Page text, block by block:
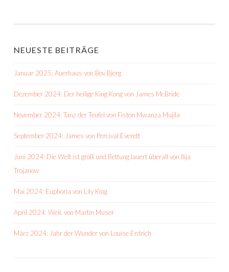
NEUESTE BEITRÄGE
Januar 2025: Auerhaus von Bov Bjerg
Dezember 2024: Der heilige King Kong von James McBride
November 2024: Tanz der Teufel von Fiston Mwanza Mujila
September 2024: James von Percival Everett
Juni 2024: Die Welt ist groß und Rettung lauert überall von Ilija
Trojanow
Mai 2024: Euphoria von Lily King
April 2024: Weil. von Martin Muser
März 2024: Jahr der Wunder von Louise Erdrich